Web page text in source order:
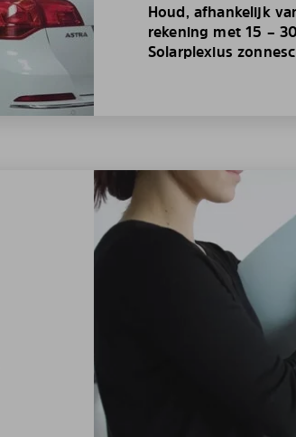
Houd, afhankelijk
rekening met 15 –
Solarplexius